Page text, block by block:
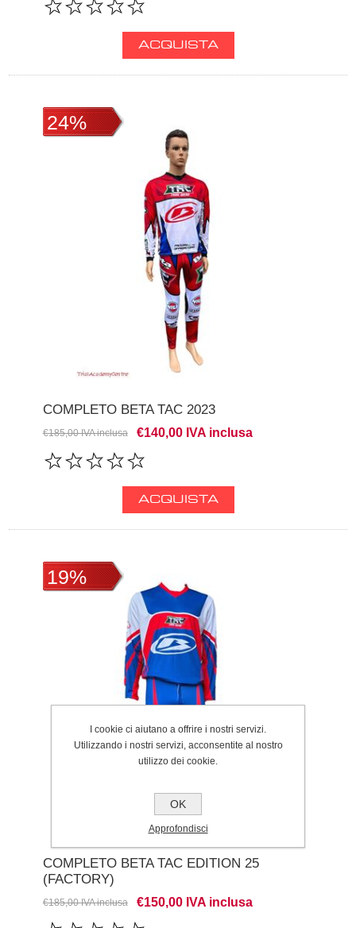
24%
COMPLETO BETA TAC 2023
€185,00 IVA inclusa €140,00 IVA inclusa
19%
COMPLETO BETA TAC EDITION 25
(FACTORY)
€185,00 IVA inclusa €150,00 IVA inclusa
I cookie ci aiutano a offrire i nostri servizi.
Utilizzando i nostri servizi, acconsentite al nostro
utilizzo dei cookie.
OK
Approfondisci